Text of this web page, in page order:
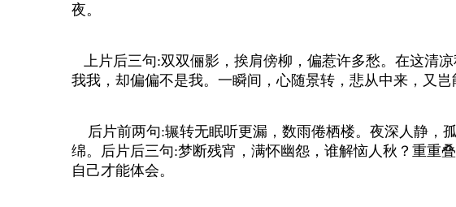
夜。
上片后三句:双双俪影，挨肩傍柳，偏惹许多愁。在这清
我我，却偏偏不是我。一瞬间，心随景转，悲从中来，又
后片前两句:辗转无眠听更漏，数雨倦栖楼。夜深人静，
绵。后片后三句:梦断残宵，满怀幽怨，谁解恼人秋？重重
自己才能体会。